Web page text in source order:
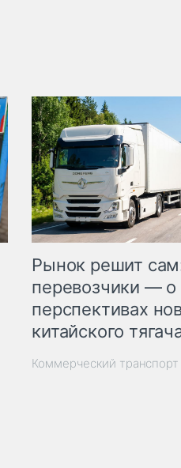
Рынок решит
перевозчики — о
перспективах
китайского
Коммерческий транспорт